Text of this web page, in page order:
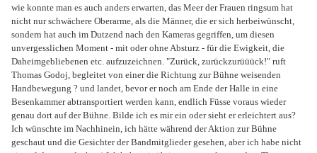
wie konnte man es auch anders erwarten, das Meer der Frauen ringsum hat
nicht nur schwächere Oberarme, als die Männer, die er sich herbeiwünscht,
sondern hat auch im Dutzend nach den Kameras gegriffen, um diesen
unvergesslichen Moment - mit oder ohne Absturz - für die Ewigkeit, die
Daheimgebliebenen etc. aufzuzeichnen. "Zurück, zurückzurüüück!" ruft
Thomas Godoj, begleitet von einer die Richtung zur Bühne weisenden
Handbewegung ? und landet, bevor er noch am Ende der Halle in eine
Besenkammer abtransportiert werden kann, endlich Füsse voraus wieder
genau dort auf der Bühne. Bilde ich es mir ein oder sieht er erleichtert aus?
Ich wünschte im Nachhinein, ich hätte während der Aktion zur Bühne
geschaut und die Gesichter der Bandmitglieder gesehen, aber ich habe nicht